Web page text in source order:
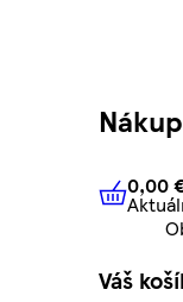
0,00
0,00
Váš